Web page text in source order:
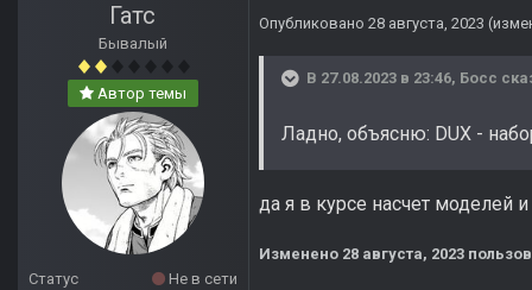
Гатс
Бывалый
Автор темы
Статус
Не в сети
Опубликовано 28 августа, 2023
В 27.08.2023 в 23:46, Босс
Ладно, объясню: DUX -
да я в курсе насчет моделей
Изменено 28 августа, 2023